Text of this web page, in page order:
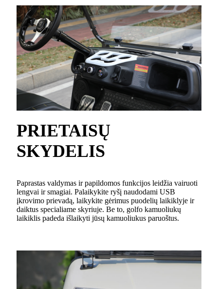
PRIETAISŲ
SKYDELIS
Paprastas valdymas ir papildomos funkcijos leidžia vairuoti
lengvai ir smagiai. Palaikykite ryšį naudodami USB
įkrovimo prievadą, laikykite gėrimus puodelių laikiklyje ir
daiktus specialiame skyriuje. Be to, golfo kamuoliukų
laikiklis padeda išlaikyti jūsų kamuoliukus paruoštus.